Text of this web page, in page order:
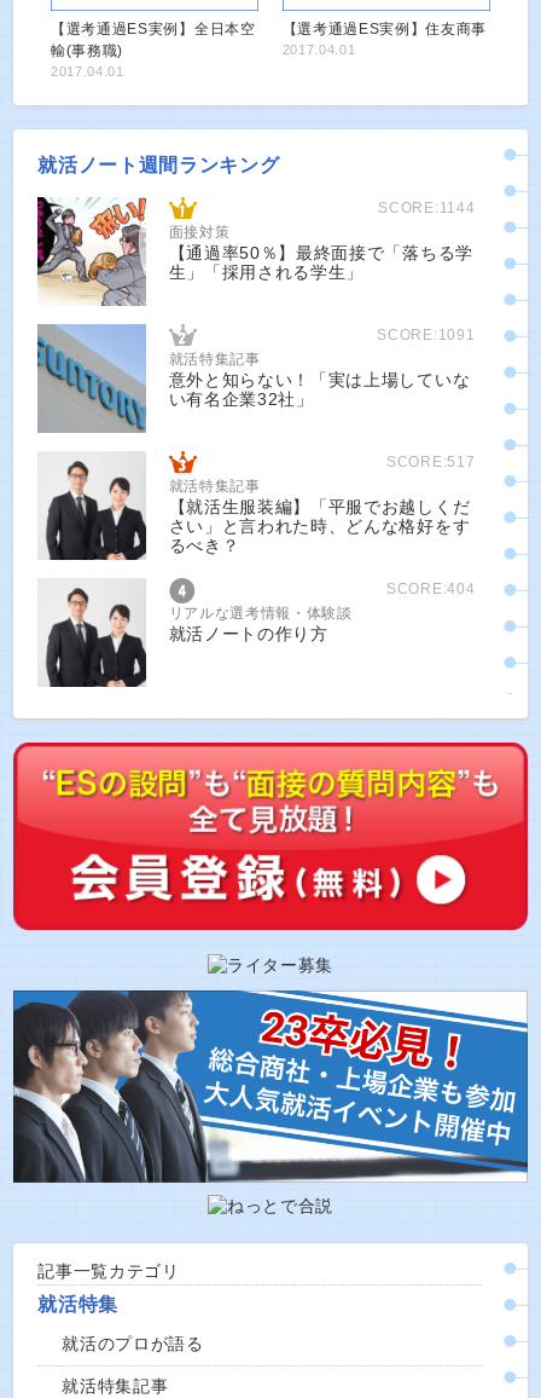
【選考通過ES実例】全日本空
輸(事務職)
2017.04.01
【選考通過ES実例】住友商事
2017.04.01
就活ノート週間ランキング
SCORE:1144
面接対策
【通過率50％】最終面接で「落ちる学
生」「採用される学生」
SCORE:1091
就活特集記事
意外と知らない！「実は上場していな
い有名企業32社」
SCORE:517
就活特集記事
【就活生服装編】「平服でお越しくだ
さい」と言われた時、どんな格好をす
るべき？
SCORE:404
リアルな選考情報・体験談
就活ノートの作り方
記事一覧カテゴリ
就活特集
就活のプロが語る
就活特集記事